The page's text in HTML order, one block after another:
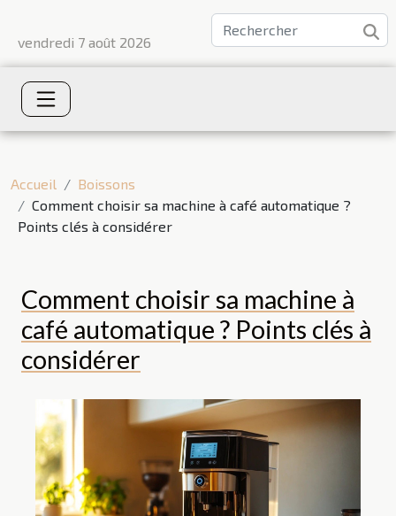
vendredi 7 août 2026
Accueil
Boissons
Comment choisir sa machine à café automatique ?
Points clés à considérer
Comment choisir sa machine à
café automatique ? Points clés à
considérer